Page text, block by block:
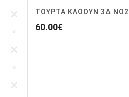
ΤΟΎΡΤΑ ΚΛΌΟΥΝ 3Δ ΝΟ2
60.00€